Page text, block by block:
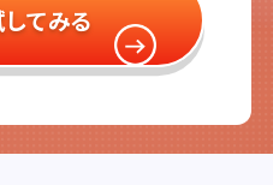
てみる